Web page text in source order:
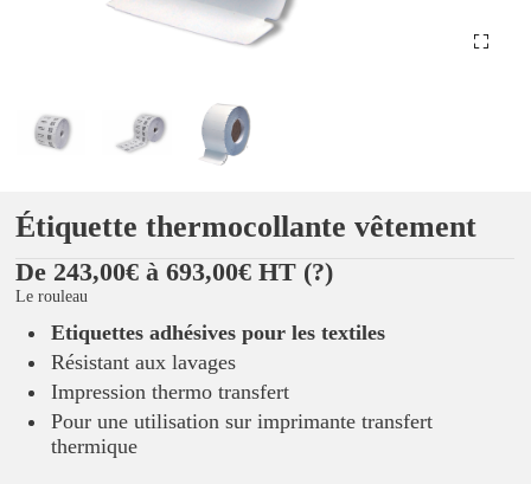
Étiquette thermocollante vêtement
De 243,00€ à 693,00€ HT (?)
Le rouleau
Etiquettes adhésives pour les textiles
Résistant aux lavages
Impression thermo transfert
Pour une utilisation sur imprimante transfert
thermique